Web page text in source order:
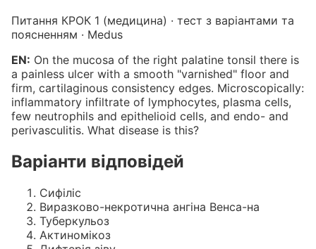
Питання КРОК 1 (медицина) · тест з варіантами та
поясненням · Medus
EN: On the mucosa of the right palatine tonsil there is
a painless ulcer with a smooth "varnished" floor and
firm, cartilaginous consistency edges. Microscopically:
inflammatory infiltrate of lymphocytes, plasma cells,
few neutrophils and epithelioid cells, and endo- and
perivasculitis. What disease is this?
Варіанти відповідей
Сифіліс
Виразково-некротична ангіна Венса-на
Туберкульоз
Актиномікоз